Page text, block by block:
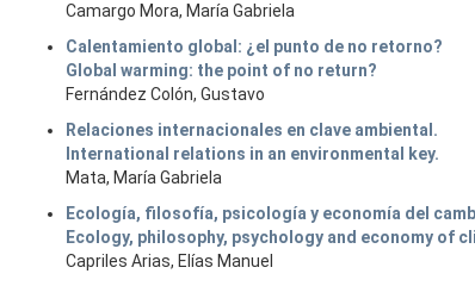
Camargo Mora, María Gabriela
Calentamiento global: ¿el punto de no retorno?
Global warming: the point of no return?
Fernández Colón, Gustavo
Relaciones internacionales en clave ambiental.
International relations in an environmental key.
Mata, María Gabriela
Ecología, filosofía, psicología y economía del
Ecology, philosophy, psychology and economy of
Capriles Arias, Elías Manuel